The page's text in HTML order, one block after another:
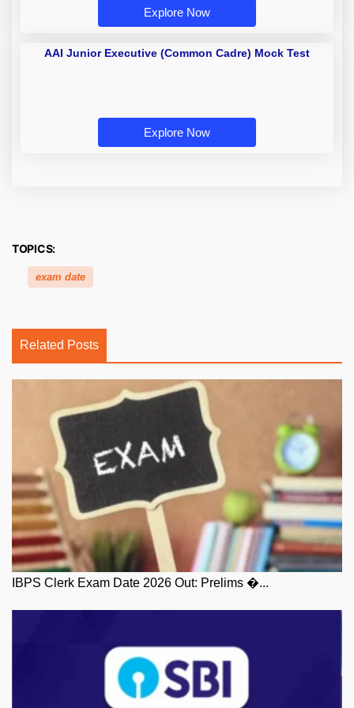
Explore Now
AAI Junior Executive (Common
Explore Now
TOPICS:
exam date
Related Posts
IBPS Clerk Exam Date 2026 Out: Prelims �...